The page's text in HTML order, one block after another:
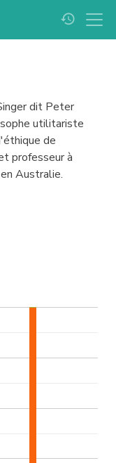
history
dit Peter
utilitariste
de
professeur à
Australie.